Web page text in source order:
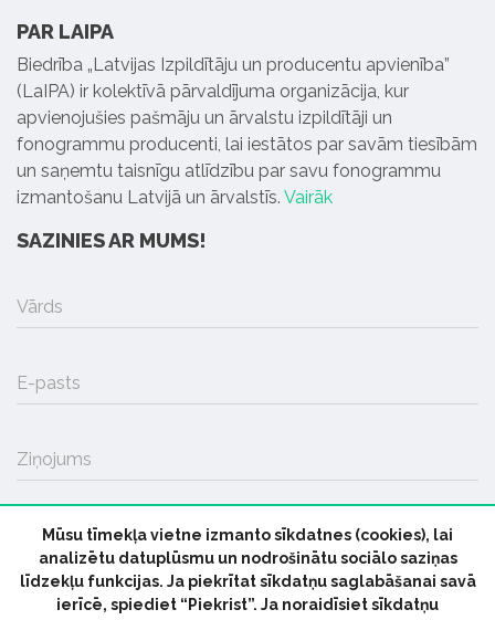
PAR LAIPA
Biedrība „Latvijas Izpildītāju un producentu apvienība”
(LaIPA) ir kolektīvā pārvaldījuma organizācija, kur
apvienojušies pašmāju un ārvalstu izpildītāji un
fonogrammu producenti, lai iestātos par savām tiesībām
un saņemtu taisnīgu atlīdzību par savu fonogrammu
izmantošanu Latvijā un ārvalstīs. Vairāk
SAZINIES AR MUMS!
Vārds
E-pasts
Ziņojums
SŪTĪT
Mūsu tīmekļa vietne izmanto sīkdatnes (cookies), lai
analizētu datuplūsmu un nodrošinātu sociālo saziņas
līdzekļu funkcijas. Ja piekrītat sīkdatņu saglabāšanai savā
ierīcē, spiediet “Piekrist”. Ja noraidīsiet sīkdatņu